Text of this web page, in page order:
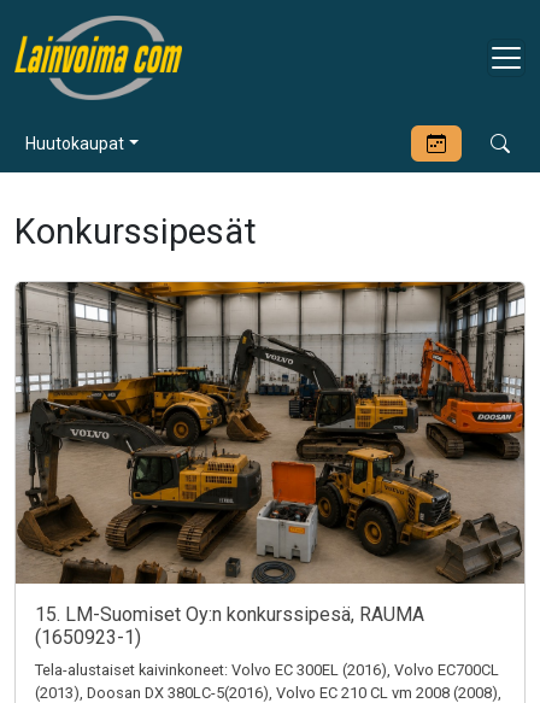
Huutokaupat
Konkurssipesät
15. LM-Suomiset Oy:n konkurssipesä, RAUMA
(1650923-1)
Tela-alustaiset kaivinkoneet: Volvo EC 300EL (2016), Volvo EC700CL
(2013), Doosan DX 380LC-5(2016), Volvo EC 210 CL vm 2008 (2008),